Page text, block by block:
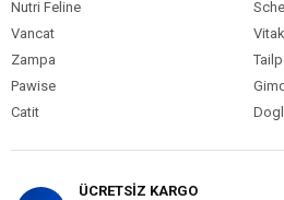
Nutri Feline
Vancat
Zampa
Pawise
Catit
ÜCRETSİZ KARGO